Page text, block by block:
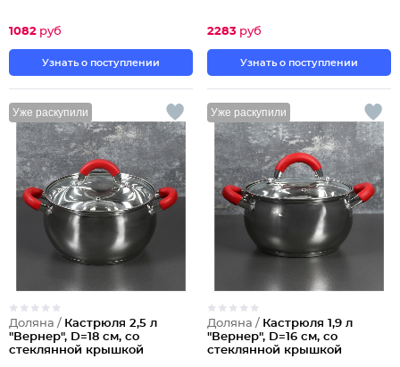
1082 руб
Узнать о поступлении
2283 руб
Узнать о поступлении
Уже раскупили
Доляна / Кастрюля 2,5 л
"Вернер", D=18 см, со
стеклянной крышкой
Уже раскупили
Доляна / Кастрюля 1,9 л
"Вернер", D=16 см, со
стеклянной крышкой